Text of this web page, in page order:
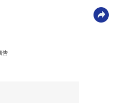
告